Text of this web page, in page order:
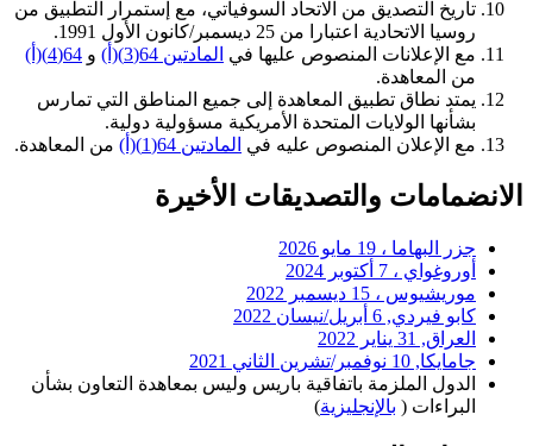
تاريخ التصديق من الاتحاد السوفياتي، مع إستمرار التطبيق من
روسيا الاتحادية اعتبارا من 25 ديسمبر/كانون الأول 1991.
مع الإعلانات المنصوص عليها في المادتين 64(3)(أ) و 64(4)(أ)
من المعاهدة.
يمتد نطاق تطبيق المعاهدة إلى جميع المناطق التي تمارس
بشأنها الولايات المتحدة الأمريكية مسؤولية دولية.
مع الإعلان المنصوص عليه في المادتين 64(1)(أ) من المعاهدة.
الانضمامات والتصديقات الأخيرة
جزر البهاما ، 19 مايو 2026
أوروغواي ، 7 أكتوبر 2024
موريشيوس ، 15 ديسمبر 2022
كابو فيردي, 6 أبريل/نيسان 2022
العراق, 31 يناير 2022
جامايكا, 10 نوفمبر/تشرين الثاني 2021
الدول الملزمة باتفاقية باريس وليس بمعاهدة التعاون بشأن
البراءات ( بالإنجليزية)